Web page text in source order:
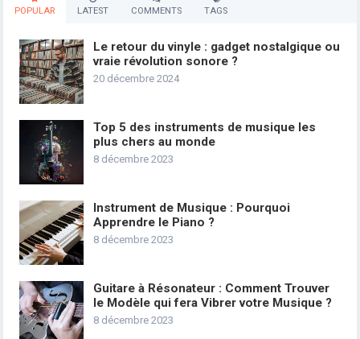
POPULAR LATEST COMMENTS TAGS
Le retour du vinyle : gadget nostalgique ou
vraie révolution sonore ?
20 décembre 2024
Top 5 des instruments de musique les
plus chers au monde
8 décembre 2023
Instrument de Musique : Pourquoi
Apprendre le Piano ?
8 décembre 2023
Guitare à Résonateur : Comment Trouver
le Modèle qui fera Vibrer votre Musique ?
8 décembre 2023